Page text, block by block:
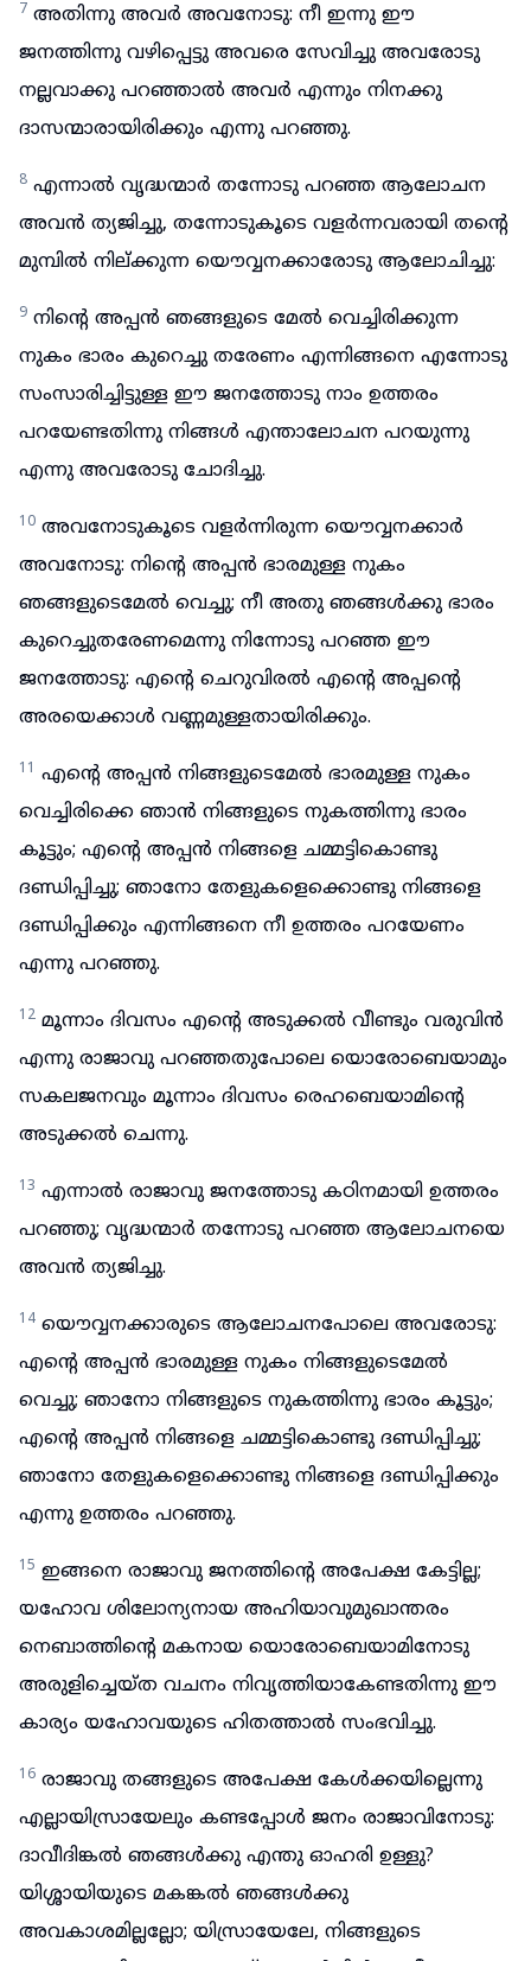
7 അതിന്നു അവർ അവനോടു: നീ ഇന്നു ഈ
ജനത്തിന്നു വഴിപ്പെട്ടു അവരെ സേവിച്ചു അവരോടു
നല്ലവാക്കു പറഞ്ഞാൽ അവർ എന്നും നിനക്കു
ദാസന്മാരായിരിക്കും എന്നു പറഞ്ഞു.
8 എന്നാൽ വൃദ്ധന്മാർ തന്നോടു പറഞ്ഞ ആലോചന
അവൻ ത്യജിച്ചു, തന്നോടുകൂടെ വളർന്നവരായി തന്റെ
മുമ്പിൽ നില്ക്കുന്ന യൌവ്വനക്കാരോടു ആലോചിച്ചു:
9 നിന്റെ അപ്പൻ ഞങ്ങളുടെ മേൽ വെച്ചിരിക്കുന്ന
നുകം ഭാരം കുറെച്ചു തരേണം എന്നിങ്ങനെ എന്നോടു
സംസാരിച്ചിട്ടുള്ള ഈ ജനത്തോടു നാം ഉത്തരം
പറയേണ്ടതിന്നു നിങ്ങൾ എന്താലോചന പറയുന്നു
എന്നു അവരോടു ചോദിച്ചു.
10 അവനോടുകൂടെ വളർന്നിരുന്ന യൌവ്വനക്കാർ
അവനോടു: നിന്റെ അപ്പൻ ഭാരമുള്ള നുകം
ഞങ്ങളുടെമേൽ വെച്ചു; നീ അതു ഞങ്ങൾക്കു ഭാരം
കുറെച്ചുതരേണമെന്നു നിന്നോടു പറഞ്ഞ ഈ
ജനത്തോടു: എന്റെ ചെറുവിരൽ എന്റെ അപ്പന്റെ
അരയെക്കാൾ വണ്ണമുള്ളതായിരിക്കും.
11 എന്റെ അപ്പൻ നിങ്ങളുടെമേൽ ഭാരമുള്ള നുകം
വെച്ചിരിക്കെ ഞാൻ നിങ്ങളുടെ നുകത്തിന്നു ഭാരം
കൂട്ടും; എന്റെ അപ്പൻ നിങ്ങളെ ചമ്മട്ടികൊണ്ടു
ദണ്ഡിപ്പിച്ചു; ഞാനോ തേളുകളെക്കൊണ്ടു നിങ്ങളെ
ദണ്ഡിപ്പിക്കും എന്നിങ്ങനെ നീ ഉത്തരം പറയേണം
എന്നു പറഞ്ഞു.
12 മൂന്നാം ദിവസം എന്റെ അടുക്കൽ വീണ്ടും വരുവിൻ
എന്നു രാജാവു പറഞ്ഞതുപോലെ യൊരോബെയാമും
സകലജനവും മൂന്നാം ദിവസം രെഹബെയാമിന്റെ
അടുക്കൽ ചെന്നു.
13 എന്നാൽ രാജാവു ജനത്തോടു കഠിനമായി ഉത്തരം
പറഞ്ഞു; വൃദ്ധന്മാർ തന്നോടു പറഞ്ഞ ആലോചനയെ
അവൻ ത്യജിച്ചു.
14 യൌവ്വനക്കാരുടെ ആലോചനപോലെ അവരോടു:
എന്റെ അപ്പൻ ഭാരമുള്ള നുകം നിങ്ങളുടെമേൽ
വെച്ചു; ഞാനോ നിങ്ങളുടെ നുകത്തിന്നു ഭാരം കൂട്ടും;
എന്റെ അപ്പൻ നിങ്ങളെ ചമ്മട്ടികൊണ്ടു ദണ്ഡിപ്പിച്ചു;
ഞാനോ തേളുകളെക്കൊണ്ടു നിങ്ങളെ ദണ്ഡിപ്പിക്കും
എന്നു ഉത്തരം പറഞ്ഞു.
15 ഇങ്ങനെ രാജാവു ജനത്തിന്റെ അപേക്ഷ കേട്ടില്ല;
യഹോവ ശിലോന്യനായ അഹിയാവുമുഖാന്തരം
നെബാത്തിന്റെ മകനായ യൊരോബെയാമിനോടു
അരുളിച്ചെയ്ത വചനം നിവൃത്തിയാകേണ്ടതിന്നു ഈ
കാര്യം യഹോവയുടെ ഹിതത്താൽ സംഭവിച്ചു.
16 രാജാവു തങ്ങളുടെ അപേക്ഷ കേൾക്കയില്ലെന്നു
എല്ലായിസ്രായേലും കണ്ടപ്പോൾ ജനം രാജാവിനോടു:
ദാവീദിങ്കൽ ഞങ്ങൾക്കു എന്തു ഓഹരി ഉള്ളു?
യിശ്ശായിയുടെ മകങ്കൽ ഞങ്ങൾക്കു
അവകാശമില്ലല്ലോ; യിസ്രായേലേ, നിങ്ങളുടെ